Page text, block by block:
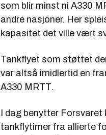
som blir minst ni A330
andre nasjoner. Her
kapasitet det ville vært
Tankflyet som støttet
var altså imidlertid en
A330 MRTT.
I dag benytter Forsvaret
tankflytimer fra allierte